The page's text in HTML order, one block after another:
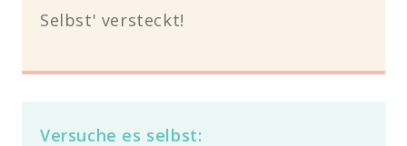
Selbst' versteckt!
Versuche es selbst: